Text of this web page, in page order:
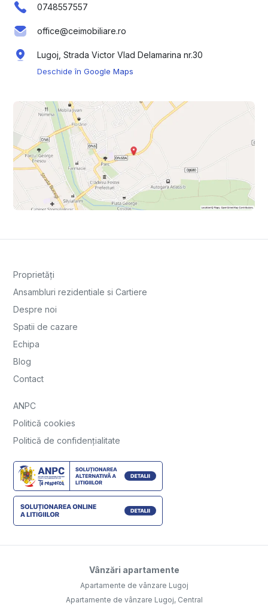
0748557557
office@ceimobiliare.ro
Lugoj, Strada Victor Vlad Delamarina nr.30
Deschide în Google Maps
Proprietăți
Ansambluri rezidentiale si Cartiere
Despre noi
Spatii de cazare
Echipa
Blog
Contact
ANPC
Politică cookies
Politică de confidențialitate
Vânzări apartamente
Apartamente de vânzare Lugoj
Apartamente de vânzare Lugoj, Central